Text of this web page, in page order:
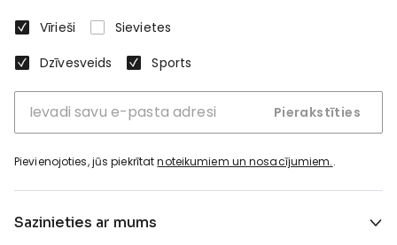
Vīrieši
Sievietes
Dzīvesveids
Sports
Pierakstīties
Pievienojoties, jūs piekrītatnoteikumiem un nosacījumiem..
Sazinieties ar mums